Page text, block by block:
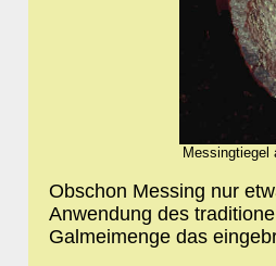
Messingtiegel
Obschon Messing nur
Anwendung des
Galmeimenge das